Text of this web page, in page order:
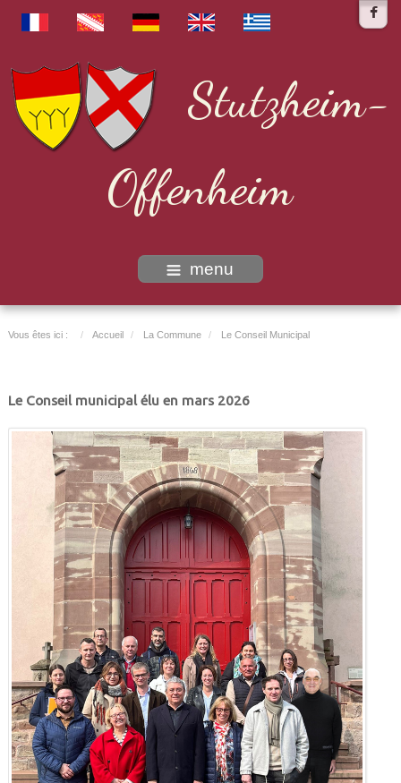
Stutzheim-
Offenheim
menu
Vous êtes ici : Accueil La Commune Le Conseil Municipal
Le Conseil municipal élu en mars 2026